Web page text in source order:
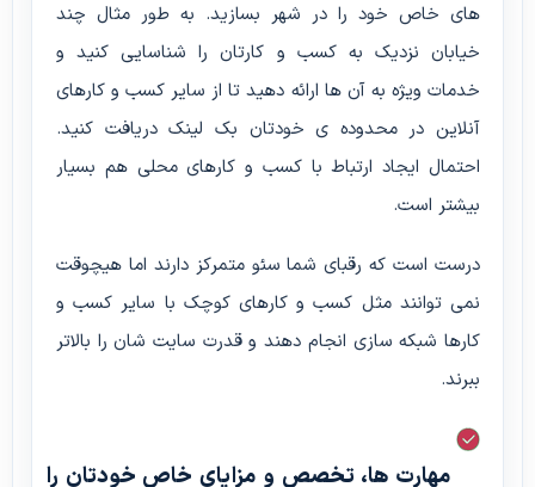
های خاص خود را در شهر بسازید. به طور مثال چند
خیابان نزدیک به کسب و کارتان را شناسایی کنید و
خدمات ویژه به آن ها ارائه دهید تا از سایر کسب و کارهای
آنلاین در محدوده ی خودتان بک لینک دریافت کنید.
احتمال ایجاد ارتباط با کسب و کارهای محلی هم بسیار
بیشتر است.
درست است که رقبای شما سئو متمرکز دارند اما هیچوقت
نمی توانند مثل کسب و کارهای کوچک با سایر کسب و
کارها شبکه سازی انجام دهند و قدرت سایت شان را بالاتر
ببرند.
مهارت ها، تخصص و مزایای خاص خودتان را